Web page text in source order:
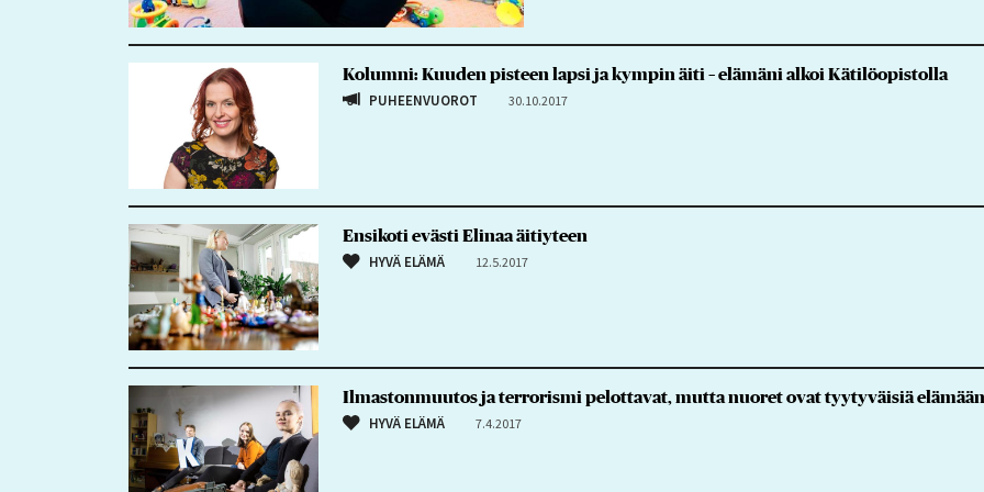
Kolumni: Kuuden pisteen lapsi ja kympin äiti – elämäni alkoi Kätilöopistolla
PUHEENVUOROT 30.10.2017
Ensikoti evästi Elinaa äitiyteen
HYVÄ ELÄMÄ 12.5.2017
Ilmastonmuutos ja terrorismi pelottavat, mutta nuoret ovat tyytyväisiä
HYVÄ ELÄMÄ 7.4.2017